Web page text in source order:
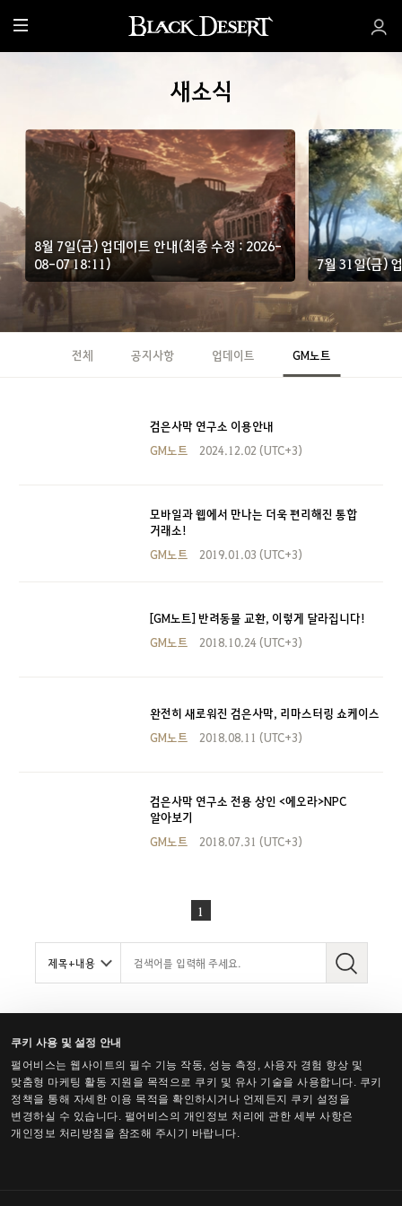
쿠키 사용 및 설정 안내
펄어비스는 웹사이트의 필수 기능 작동, 성능 측정, 사용자 경험 향상 및
맞춤형 마케팅 활동 지원을 목적으로 쿠키 및 유사 기술을 사용합니다. 쿠키
정책을 통해 자세한 이용 목적을 확인하시거나 언제든지 쿠키 설정을
변경하실 수 있습니다. 펄어비스의 개인정보 처리에 관한 세부 사항은
개인정보 처리방침을 참조해 주시기 바랍니다.
전
체
새소식
8월 7일(금) 업데이트 안내(최종 수정 : 2026-
08-07 18:11)
7월 31일(금)
전체 공지사항 업데이트 GM노트
검은사막 연구소 이용안내
GM노트
2024.12.02 (UTC+3)
모바일과 웹에서 만나는 더욱 편리해진 통합
거래소!
GM노트
2019.01.03 (UTC+3)
[GM노트] 반려동물 교환, 이렇게 달라집니다!
GM노트
2018.10.24 (UTC+3)
완전히 새로워진 검은사막, 리마스터링 쇼케이스
GM노트
2018.08.11 (UTC+3)
검은사막 연구소 전용 상인 <에오라>NPC
알아보기
GM노트
2018.07.31 (UTC+3)
1
한국어
펄어비스 서비스 이용약관 개인정보처리방침